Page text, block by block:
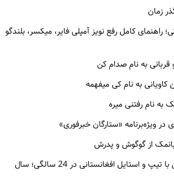
زمان
کامل رفع نویز آمپلی فایر، میکسر، بلندگو
قربانی به نام صدام کن
به نام کی میفهمه
به نام رفتنی میره
ویژه‌برنامه «ستارگان خبرفوری»
از گوگوش و پدرش
سفر به گذشته؛ گوگوش با تیپ و استایل افغانستانی در 24 سالگی؛ سال